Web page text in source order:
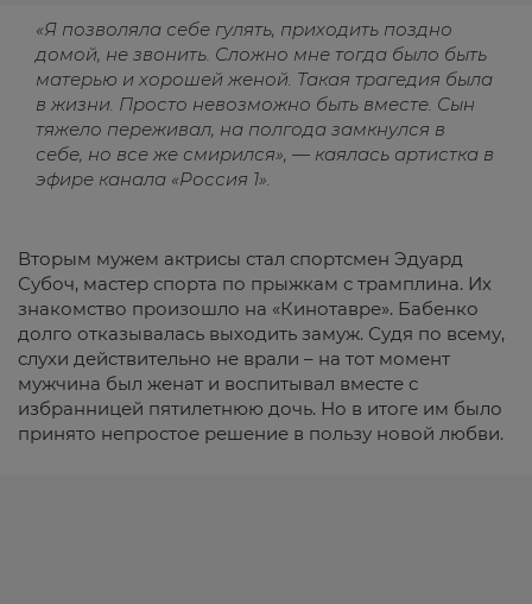
«Я позволяла себе гулять, приходить поздно
домой, не звонить. Сложно мне тогда было быть
матерью и хорошей женой. Такая трагедия была
в жизни. Просто невозможно быть вместе. Сын
тяжело переживал, на полгода замкнулся в
себе, но все же смирился», — каялась артистка в
эфире канала «Россия 1».
Вторым мужем актрисы стал спортсмен Эдуард
Субоч, мастер спорта по прыжкам с трамплина. Их
знакомство произошло на «Кинотавре». Бабенко
долго отказывалась выходить замуж. Судя по всему,
слухи действительно не врали – на тот момент
мужчина был женат и воспитывал вместе с
избранницей пятилетнюю дочь. Но в итоге им было
принято непростое решение в пользу новой любви.